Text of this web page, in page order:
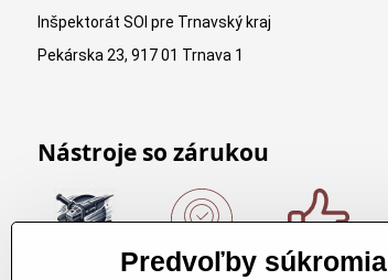
Inšpektorát SOI pre Trnavský kraj
Pekárska 23, 917 01 Trnava 1
Nástroje so zárukou
Nákup nad Originálne Kvalitné
Predvoľby súkromia